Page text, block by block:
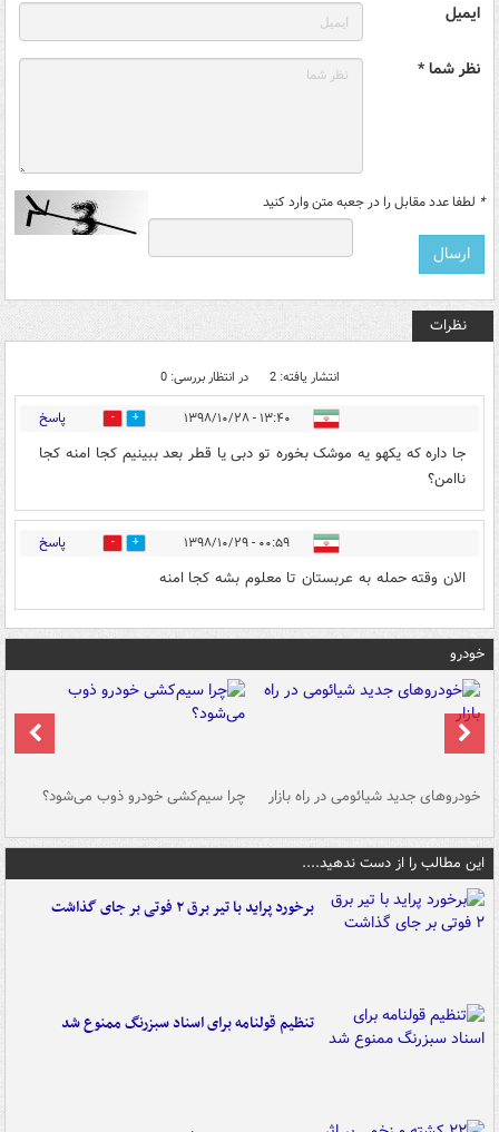
ایمیل
نظر شما *
* لطفا عدد مقابل را در جعبه متن وارد کنید
نظرات
انتشار یافته: 2 در انتظار بررسی: 0
۱۳:۴۰ - ۱۳۹۸/۱۰/۲۸ 3 پاسخ
جا داره که یکهو یه موشک بخوره تو دبی یا قطر بعد ببینیم کجا امنه کجا
ناامن؟
۰۰:۵۹ - ۱۳۹۸/۱۰/۲۹ 1 پاسخ
الان وقته حمله به عربستان تا معلوم بشه کجا امنه
خودرو
خودروهای جدید شیائومی در راه بازار چرا سیم‌کشی خودرو ذوب می‌شود؟
این مطالب را از دست ندهید....
برخورد پراید با تیر برق ۲ فوتی بر جای گذاشت
تنظیم قولنامه برای اسناد سبزرنگ ممنوع شد